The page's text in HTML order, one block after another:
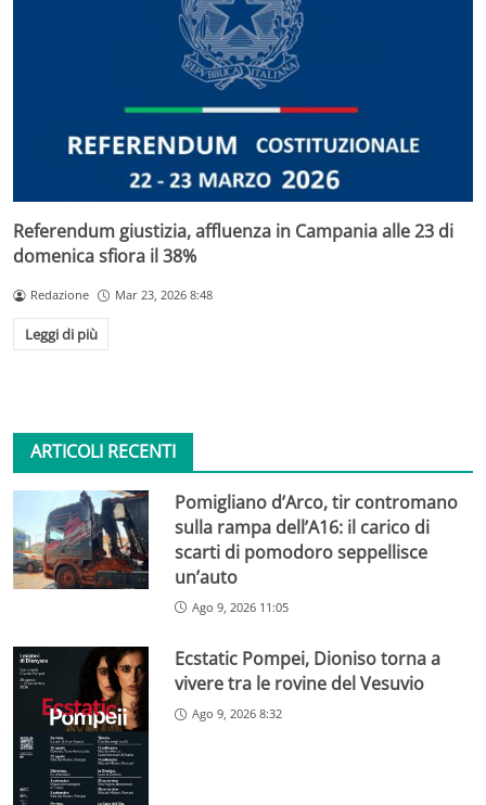
Referendum giustizia, affluenza in Campania alle 23 di
domenica sfiora il 38%
Redazione Mar 23, 2026 8:48
Leggi di più
ARTICOLI RECENTI
Pomigliano d’Arco, tir contromano
sulla rampa dell’A16: il carico di
scarti di pomodoro seppellisce
un’auto
Ago 9, 2026 11:05
Ecstatic Pompei, Dioniso torna a
vivere tra le rovine del Vesuvio
Ago 9, 2026 8:32